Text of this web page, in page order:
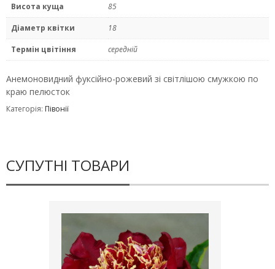
Висота куща 85
Діаметр квітки 18
Термін цвітіння середній
Анемоновидний фуксійно-рожевий зі світлішою смужкою по
краю пелюсток
Категорія: Півонії
СУПУТНІ ТОВАРИ